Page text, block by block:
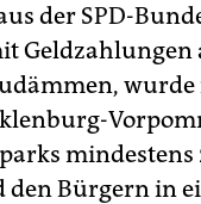
der SPD-
den Bürgern in